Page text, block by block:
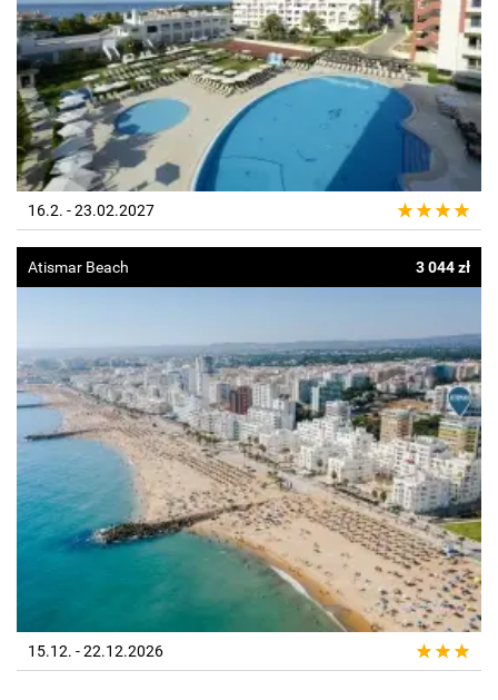
16.2. - 23.02.2027
Atismar Beach 3 044 zł
15.12. - 22.12.2026